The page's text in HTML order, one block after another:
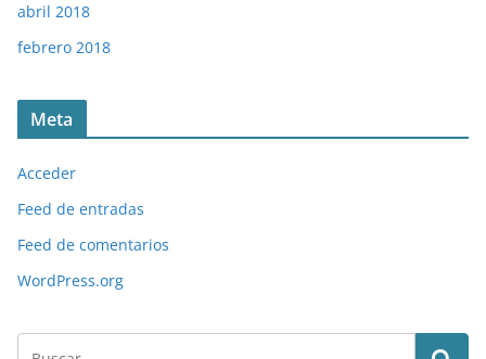
abril 2018
febrero 2018
Meta
Acceder
Feed de entradas
Feed de comentarios
WordPress.org